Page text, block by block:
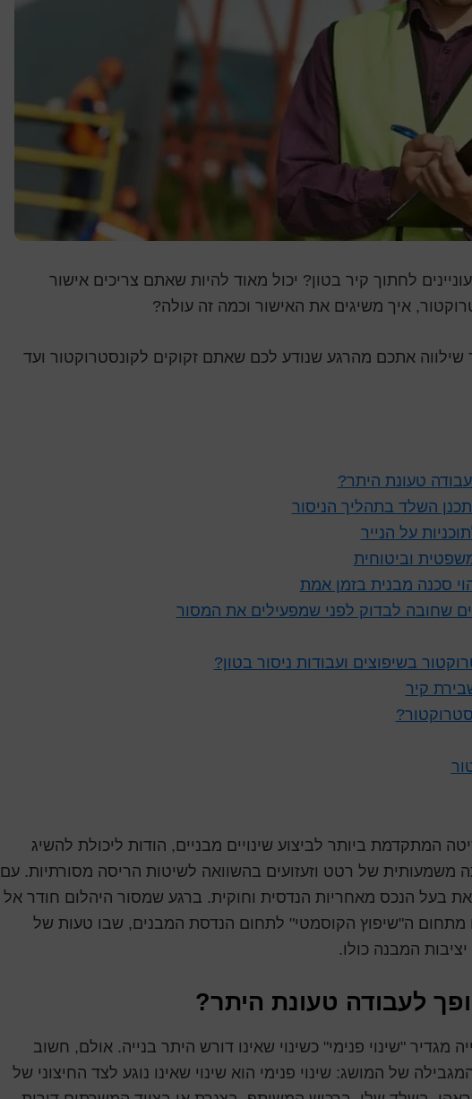
לחתוך קיר בטון? יכול מאוד להיות שאתם צריכים אישור
איך משיגים את האישור וכמה זה עולה?
אתכם מהרגע שנודע לכם שאתם זקוקים לקונסטרוקטור ועד
טעונת היתר?
השלד בתהליך הניסור
על הנייר
וביטוחית
סכנה מבנית בזמן אמת
בשיפוצים ועבודות ניסור בטון?
קיר
המתקדמת ביותר לביצוע שינויים מבניים, הודות ליכולת להשיג
משמעותית של רטט וזעזועים בהשוואה לשיטות הריסה מסורתיות. עם
את בעל הנכס מאחריות הנדסית וחוקית. ברגע שמסור היהלום חודר אל
מתחום ה"שיפוץ הקוסמטי" לתחום הנדסת המבנים, שבו טעות של
המבנה כולו.
לעבודה טעונת היתר?
והבנייה מגדיר "שינוי פנימי" כשינוי שאינו דורש היתר בנייה. אולם, חשוב
של המושג: שינוי פנימי הוא שינוי שאינו נוגע לצד החיצוני של